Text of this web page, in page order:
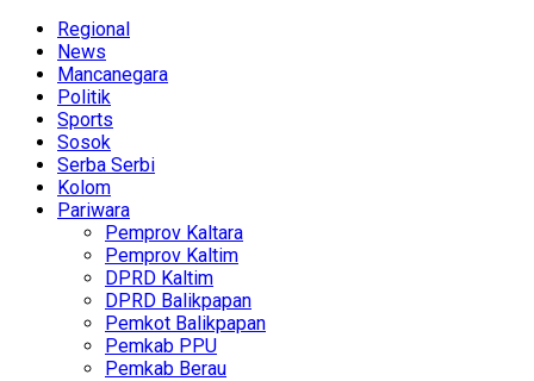
Regional
News
Mancanegara
Politik
Sports
Sosok
Serba Serbi
Kolom
Pariwara
Pemprov Kaltara
Pemprov Kaltim
DPRD Kaltim
DPRD Balikpapan
Pemkot Balikpapan
Pemkab PPU
Pemkab Berau